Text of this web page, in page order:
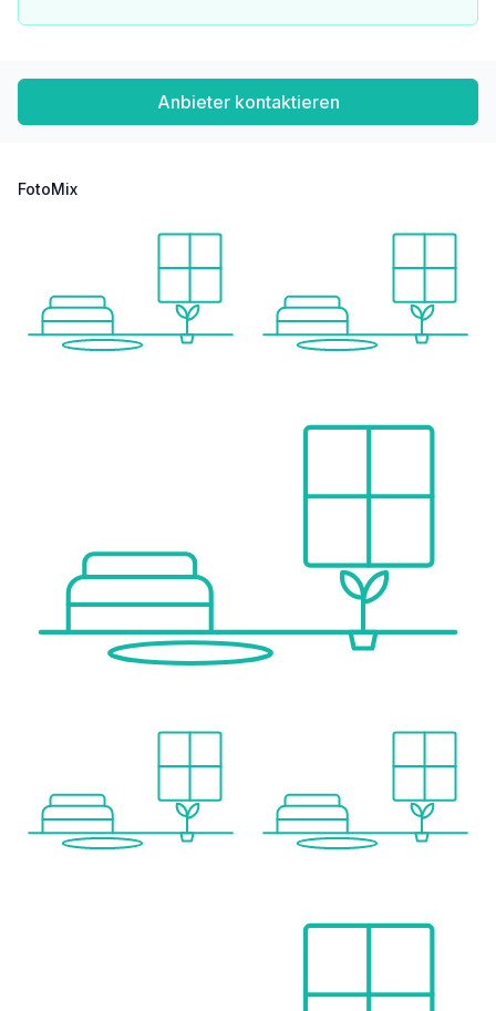
Anbieter kontaktieren
FotoMix